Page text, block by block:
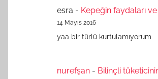
esra - Kepeğin faydaları
14 Mayıs 2016
yaa bir türlü kurtulamıyorum
nurefşan - Bilinçli